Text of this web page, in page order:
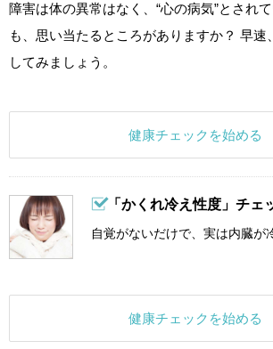
障害は体の異常はなく、“心の病気”とされ
も、思い当たるところがありますか？ 早速
してみましょう。
健康チェックを始める
「かくれ冷え性度」チェ
自覚がないだけで、実は内臓が
健康チェックを始める